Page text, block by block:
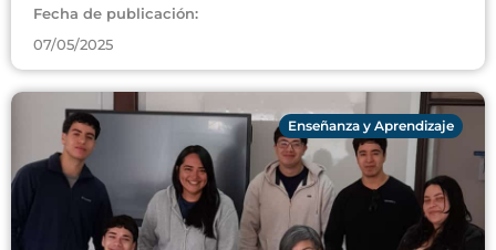
Fecha de publicación:
07/05/2025
Enseñanza y Aprendizaje